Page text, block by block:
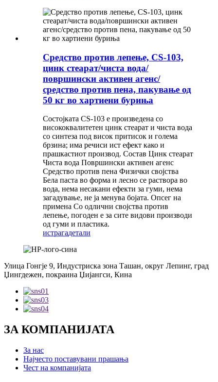
Средство против лепење, CS-103,
цинк стеарат/чиста вода/
површински активен агенс/
средство против пена, пакување од
50 кг во хартиени буриња
Состојката CS-103 е произведена со
висококвалитетен цинк стеарат и чиста вода
со синтеза под висок притисок и голема
брзина; има речиси ист ефект како и
прашкастиот производ. Состав Цинк стеарат
Чиста вода Површински активен агенс
Средство против пена Физички својства
Бела паста во форма и лесно се раствора во
вода, нема несакани ефекти за гуми, нема
загадување, не ја менува бојата. Опсег на
примена Со одлични својства против
лепење, погоден е за сите видови производи
од гуми и пластика.
истрагадетали
Улица Гонгје 9, Индустриска зона Ташан, округ Лепинг, град
Џингдежен, покраина Џијангси, Кина
ЗА КОМПАНИЈАТА
За нас
Најчесто поставувани прашања
Чест на компанијата